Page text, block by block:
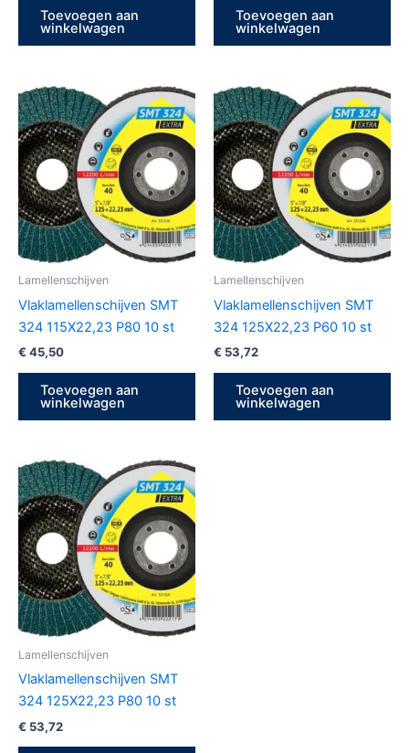
Toevoegen aan
winkelwagen
Toevoegen aan
winkelwagen
Lamellenschijven
Vlaklamellenschijven SMT
324 115X22,23 P80 10 st
€ 45,50
Toevoegen aan
winkelwagen
Lamellenschijven
Vlaklamellenschijven SMT
324 125X22,23 P60 10 st
€ 53,72
Toevoegen aan
winkelwagen
Lamellenschijven
Vlaklamellenschijven SMT
324 125X22,23 P80 10 st
€ 53,72